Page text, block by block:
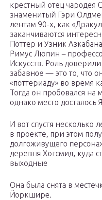
крестный отец чародея
знаменитый Гэри
лентам 90-х, как
заканчиваются
Поттер и Узник
Римус Люпин –
Искусств. Роль
забавное — это то, что
«поттериаду» во время
Тогда он пробовался на
однако место досталось
И вот спустя несколько
в проекте, при этом
долгоживущего
деревня Хогсмид, куда
выходные
Она была снята в
Йоркшире.